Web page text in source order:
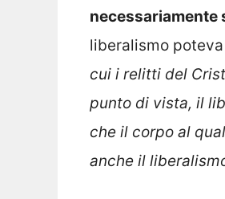
necessariamente
liberalismo
cui i relitti del
punto di vista, il
che il corpo al
anche il